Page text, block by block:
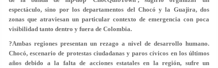
espectáculo, sino por los departamentos del Chocó y la Guajira, dos
zonas que atraviesan un particular contexto de emergencia con poca
visibilidad tanto dentro y fuera de Colombia.
?Ambas regiones presentan un rezago a nivel de desarrollo humano.
Chocó, escenario de protestas ciudadanas y paros cívicos en los últimos
años debido a la falta de acciones estatales en la región, sufre un